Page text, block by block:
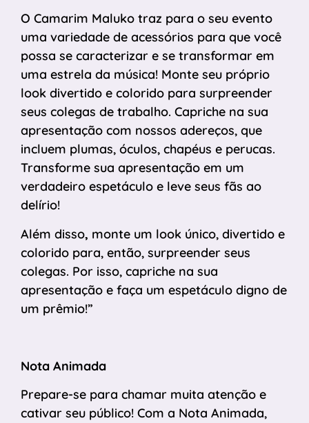
O Camarim Maluko traz para o seu evento
uma variedade de acessórios para que você
possa se caracterizar e se transformar em
uma estrela da música! Monte seu próprio
look divertido e colorido para surpreender
seus colegas de trabalho. Capriche na sua
apresentação com nossos adereços, que
incluem plumas, óculos, chapéus e perucas.
Transforme sua apresentação em um
verdadeiro espetáculo e leve seus fãs ao
delírio!
Além disso, monte um look único, divertido e
colorido para, então, surpreender seus
colegas. Por isso, capriche na sua
apresentação e faça um espetáculo digno de
um prêmio!”
Nota Animada
Prepare-se para chamar muita atenção e
cativar seu público! Com a Nota Animada,